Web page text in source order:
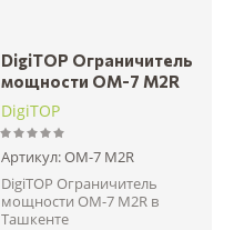
DigiTOP Ограничитель
мощности ОМ-7 M2R
DigiTOP
Артикул:ОМ-7 M2R
DigiTOP Ограничитель
мощности ОМ-7 M2R в
Ташкенте